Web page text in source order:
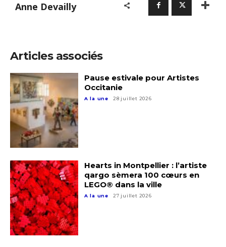
Prénom
J'accepte lestermes et conditions
* Champ obligatoire
Nom
Prénom
Statut / Organisation
J'accepte lestermes et conditions
* Champ obligatoire
Anne Devailly
Articles associés
Pause estivale pour Artistes
Occitanie
A la une 28 juillet 2026
Hearts in Montpellier : l’artiste
qargo sèmera 100 cœurs en
LEGO® dans la ville
A la une 27 juillet 2026